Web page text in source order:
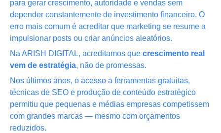
para gerar crescimento, autoridade e vendas sem
depender constantemente de investimento financeiro. O
erro mais comum é acreditar que marketing se resume a
impulsionar posts ou criar anúncios aleatórios.
Na ARISH DIGITAL, acreditamos que crescimento real
vem de estratégia, não de promessas.
Nos últimos anos, o acesso a ferramentas gratuitas,
técnicas de SEO e produção de conteúdo estratégico
permitiu que pequenas e médias empresas competissem
com grandes marcas — mesmo com orçamentos
reduzidos.